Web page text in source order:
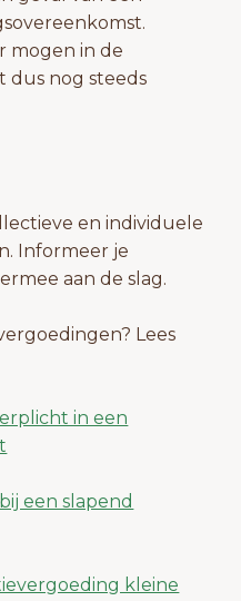
mogen in de
dus nog steeds
en individuele
Informeer je
aan de slag.
Lees
in een
een slapend
kleine